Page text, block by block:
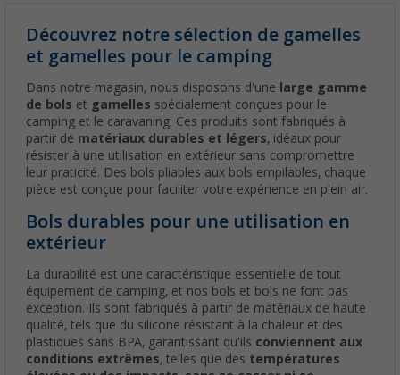
Découvrez notre sélection de gamelles
et gamelles pour le camping
Dans notre magasin, nous disposons d'une
large gamme
de bols et gamelles spécialement conçues pour le
camping et le caravaning. Ces produits sont fabriqués à
partir de matériaux durables et légers, idéaux pour
résister à une utilisation en extérieur sans compromettre
leur praticité. Des bols pliables aux bols empilables, chaque
pièce est conçue pour faciliter votre expérience en plein air.
Bols durables pour une utilisation en
extérieur
La durabilité est une caractéristique essentielle de tout
équipement de camping, et nos bols et bols ne font pas
exception. Ils sont fabriqués à partir de matériaux de haute
qualité, tels que du silicone résistant à la chaleur et des
plastiques sans BPA, garantissant qu'ils conviennent aux
conditions extrêmes, telles que des températures